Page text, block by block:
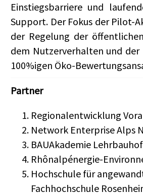
Einstiegsbarriere und
Support. Der Fokus der Pilot-
der Regelung der
dem Nutzerverhalten und der
100%igen Öko-
Partner
Regionalentwicklung
Network Enterprise Alps
BAUAkademie
Rhônalpénergie-
Hochschule für
Fachhochschule